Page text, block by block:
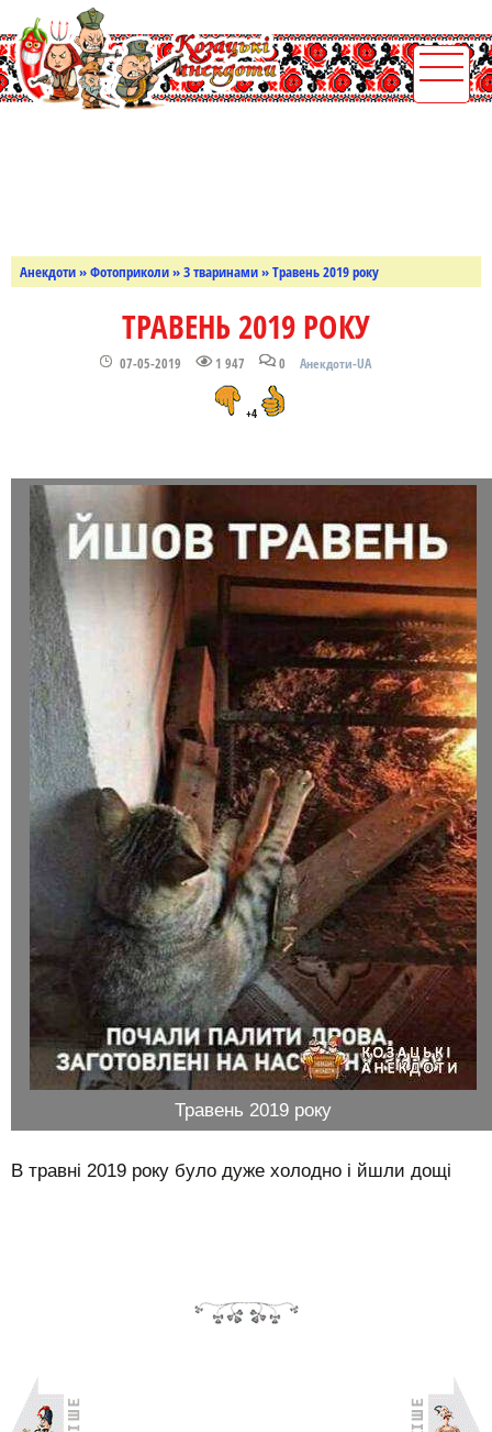
Анекдоти»Фотоприколи»З тваринами» Травень 2019 року
ТРАВЕНЬ 2019 РОКУ
07-05-2019 1 947 0 Анекдоти-UA
+4
Травень 2019 року
В травні 2019 року було дуже холодно і йшли дощі